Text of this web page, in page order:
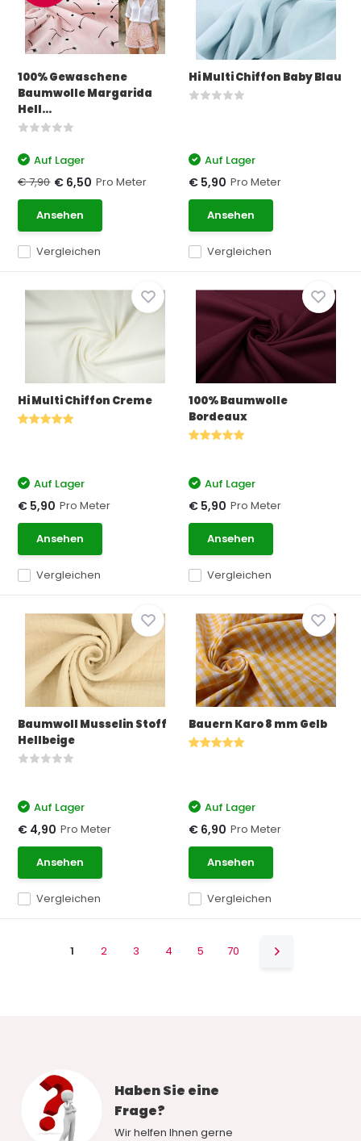
100% Gewaschene
Baumwolle Margarida
Hell...
Vergleichen
Auf Lager
€ 7,90 € 6,50 Pro Meter
Ansehen
Hi Multi Chiffon Baby Blau
Vergleichen
Auf Lager
€ 5,90 Pro Meter
Ansehen
Hi Multi Chiffon Creme
Vergleichen
Auf Lager
€ 5,90 Pro Meter
Ansehen
100% Baumwolle
Bordeaux
Vergleichen
Auf Lager
€ 5,90 Pro Meter
Ansehen
Baumwoll Musselin Stoff
Hellbeige
Vergleichen
Auf Lager
€ 4,90 Pro Meter
Ansehen
Bauern Karo 8 mm Gelb
Vergleichen
Auf Lager
€ 6,90 Pro Meter
Ansehen
1 2 3 4 5 70
Haben Sie eine
Frage?
Wir helfen Ihnen gerne